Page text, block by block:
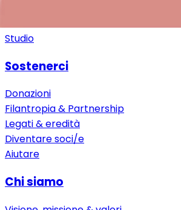
Studio
Sostenerci
Donazioni
Filantropia & Partnership
Legati & eredità
Diventare soci/e
Aiutare
Chi siamo